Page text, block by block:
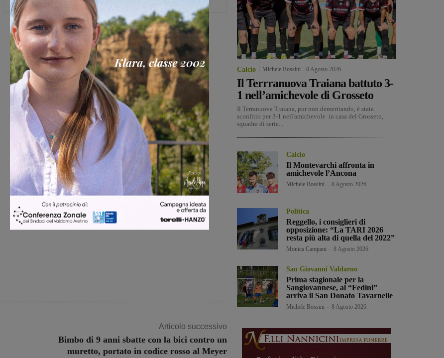
Share
Articolo successivo
Bimbo di 9 anni sbatte con la bici contro un
muretto, portato in codice rosso al Meyer
Calcio Michele Bossini 8 Agosto 2026
Il Terrranuova Traiana battuto 3-
1 nell’amichevole di Grosseto
Il Terranuova Traiana, pur non demeritando, è stata
sconfitto per 3-1 nell'amichevole in casa del Grosseto,
squadra di serie...
Calcio
Il Montevarchi affronta in
amichevole l’Ancona
Michele Bossini 8 Agosto 2026
Politica
Reggello, i consiglieri di
opposizione: “La TARI 2026
resta più alta di quella del 2022”
Monica Campani 8 Agosto 2026
San Giovanni Valdarno
Prima stagionale per la
Sangiovannese, al “Fedini”
arriva il San Donato Tavarnelle
Michele Bossini 8 Agosto 2026